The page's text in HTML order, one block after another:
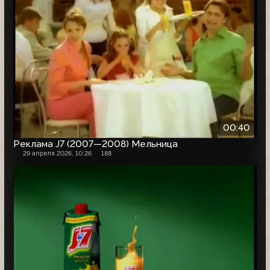
00:40
Реклама J7 (2007—2008) Мельница
29 апреля 2026, 10:26 188